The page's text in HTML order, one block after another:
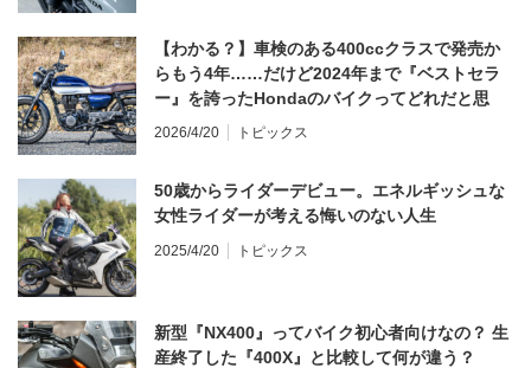
【わかる？】車検のある400ccクラスで発売か
らもう4年……だけど2024年まで『ベストセラ
ー』を誇ったHondaのバイクってどれだと思
う？
2026/4/20 トピックス
50歳からライダーデビュー。エネルギッシュな
女性ライダーが考える悔いのない人生
2025/4/20 トピックス
新型『NX400』ってバイク初心者向けなの？ 生
産終了した『400X』と比較して何が違う？